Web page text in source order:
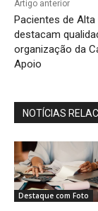
Artigo anterior
Pacientes de
destacam
organização da
Apoio
NOTÍCIAS
Destaque com Foto